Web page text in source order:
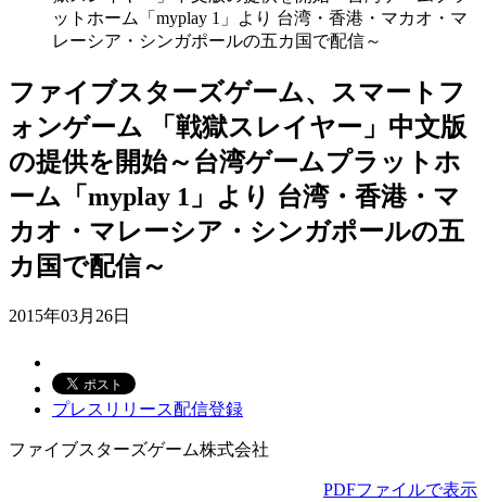
ットホーム「myplay 1」より 台湾・香港・マカオ・マ
レーシア・シンガポールの五カ国で配信～
ファイブスターズゲーム、スマートフ
ォンゲーム 「戦獄スレイヤー」中文版
の提供を開始～台湾ゲームプラットホ
ーム「myplay 1」より 台湾・香港・マ
カオ・マレーシア・シンガポールの五
カ国で配信～
2015年03月26日
プレスリリース配信登録
ファイブスターズゲーム株式会社
PDFファイルで表示